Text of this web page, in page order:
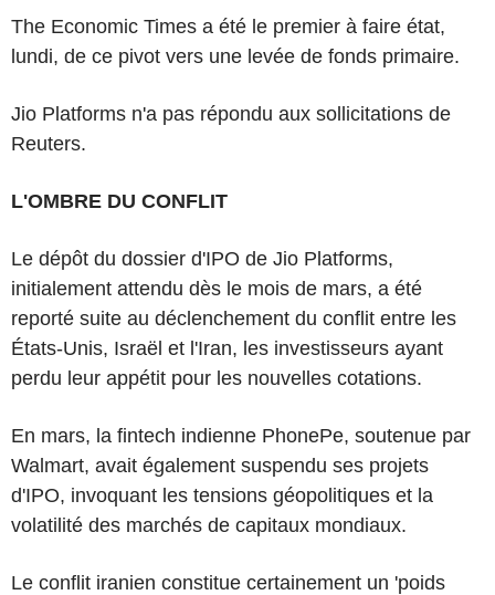
The Economic Times a été le premier à faire état,
lundi, de ce pivot vers une levée de fonds primaire.
Jio Platforms n'a pas répondu aux sollicitations de
Reuters.
L'OMBRE DU CONFLIT
Le dépôt du dossier d'IPO de Jio Platforms,
initialement attendu dès le mois de mars, a été
reporté suite au déclenchement du conflit entre les
États-Unis, Israël et l'Iran, les investisseurs ayant
perdu leur appétit pour les nouvelles cotations.
En mars, la fintech indienne PhonePe, soutenue par
Walmart, avait également suspendu ses projets
d'IPO, invoquant les tensions géopolitiques et la
volatilité des marchés de capitaux mondiaux.
Le conflit iranien constitue certainement un 'poids